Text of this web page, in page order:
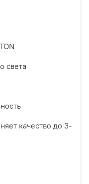
света
качество до 3-